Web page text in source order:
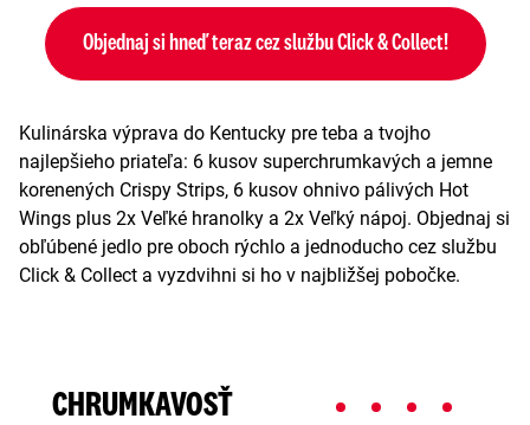
Objednaj si hneď teraz cez službu Click & Collect!
Kulinárska výprava do Kentucky pre teba a tvojho
najlepšieho priateľa: 6 kusov superchrumkavých a jemne
korenených Crispy Strips, 6 kusov ohnivo pálivých Hot
Wings plus 2x Veľké hranolky a 2x Veľký nápoj. Objednaj si
obľúbené jedlo pre oboch rýchlo a jednoducho cez službu
Click & Collect a vyzdvihni si ho v najbližšej pobočke.
CHRUMKAVOSŤ